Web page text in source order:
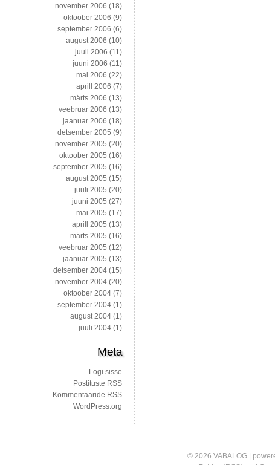
november 2006 (18)
oktoober 2006 (9)
september 2006 (6)
august 2006 (10)
juuli 2006 (11)
juuni 2006 (11)
mai 2006 (22)
aprill 2006 (7)
märts 2006 (13)
veebruar 2006 (13)
jaanuar 2006 (18)
detsember 2005 (9)
november 2005 (20)
oktoober 2005 (16)
september 2005 (16)
august 2005 (15)
juuli 2005 (20)
juuni 2005 (27)
mai 2005 (17)
aprill 2005 (13)
märts 2005 (16)
veebruar 2005 (12)
jaanuar 2005 (13)
detsember 2004 (15)
november 2004 (20)
oktoober 2004 (7)
september 2004 (1)
august 2004 (1)
juuli 2004 (1)
Meta
Logi sisse
Postituste RSS
Kommentaaride RSS
WordPress.org
© 2026 VABALOG |